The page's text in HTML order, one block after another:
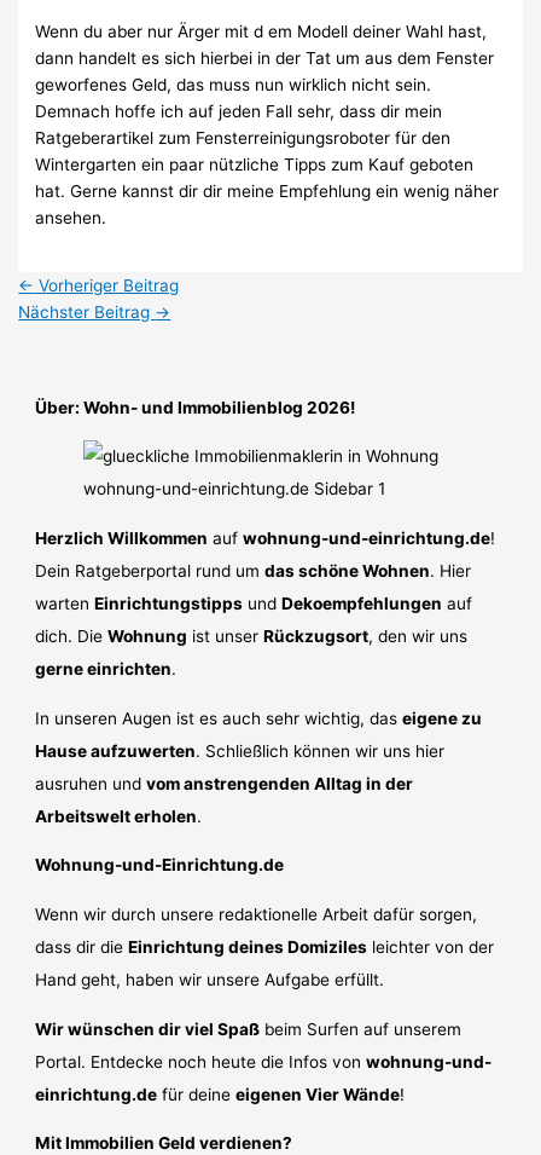
Wenn du aber nur Ärger mit d em Modell deiner Wahl hast,
dann handelt es sich hierbei in der Tat um aus dem Fenster
geworfenes Geld, das muss nun wirklich nicht sein.
Demnach hoffe ich auf jeden Fall sehr, dass dir mein
Ratgeberartikel zum Fensterreinigungsroboter für den
Wintergarten ein paar nützliche Tipps zum Kauf geboten
hat. Gerne kannst dir dir meine Empfehlung ein wenig näher
ansehen.
← Vorheriger Beitrag
Nächster Beitrag →
Über: Wohn- und Immobilienblog 2026!
Herzlich Willkommen aufwohnung-und-einrichtung.de!
Dein Ratgeberportal rund umdas schöne Wohnen. Hier
wartenEinrichtungstipps undDekoempfehlungen auf
dich. DieWohnung ist unserRückzugsort, den wir uns
gerne einrichten.
In unseren Augen ist es auch sehr wichtig, daseigene zu
Hause aufzuwerten. Schließlich können wir uns hier
ausruhen undvom anstrengenden Alltag in der
Arbeitswelt erholen.
Wohnung-und-Einrichtung.de
Wenn wir durch unsere redaktionelle Arbeit dafür sorgen,
dass dir dieEinrichtung deines Domiziles leichter von der
Hand geht, haben wir unsere Aufgabe erfüllt.
Wir wünschen dir viel Spaß beim Surfen auf unserem
Portal. Entdecke noch heute die Infos vonwohnung-und-
einrichtung.de für deineeigenen Vier Wände!
Mit Immobilien Geld verdienen?